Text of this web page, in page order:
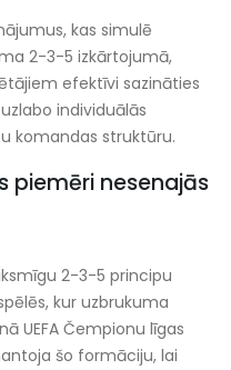
kas simulē
2-3-5 izkārtojumā,
efektīvi sazināties
individuālās
komandas struktūru.
piemēri nesenajās
2-3-5 principu
kur uzbrukuma
UEFA Čempionu līgas
šo formāciju, lai